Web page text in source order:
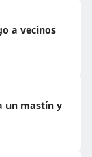
a vecinos
un mastín y